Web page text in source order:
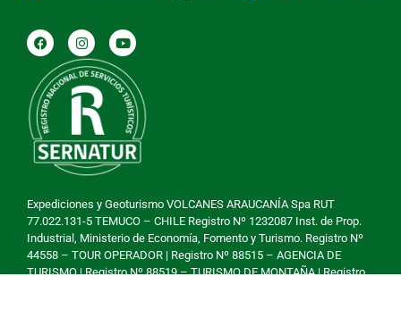
Expediciones y Geoturismo VOLCANES ARAUCANÍA Spa RUT
77.022.131-5 TEMUCO – CHILE Registro Nº 1232087 Inst. de Prop.
Industrial, Ministerio de Economía, Fomento y Turismo. Registro Nº
44558 – TOUR OPERADOR | Registro Nº 88515 – AGENCIA DE
TURISMO | Registro Nº 88519 – TURISMO DE MONTAÑA | Registro